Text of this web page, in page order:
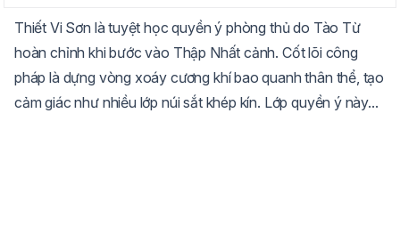
Aa Tự chuyển
Trắng Ngà Vàng
Thiết Vi Sơn là tuyệt học quyền ý phòng thủ do Tào Từ
hoàn chỉnh khi bước vào Thập Nhất cảnh. Cốt lõi công
pháp là dựng vòng xoáy cương khí bao quanh thân thể, tạo
cảm giác như nhiều lớp núi sắt khép kín. Lớp quyền ý này...